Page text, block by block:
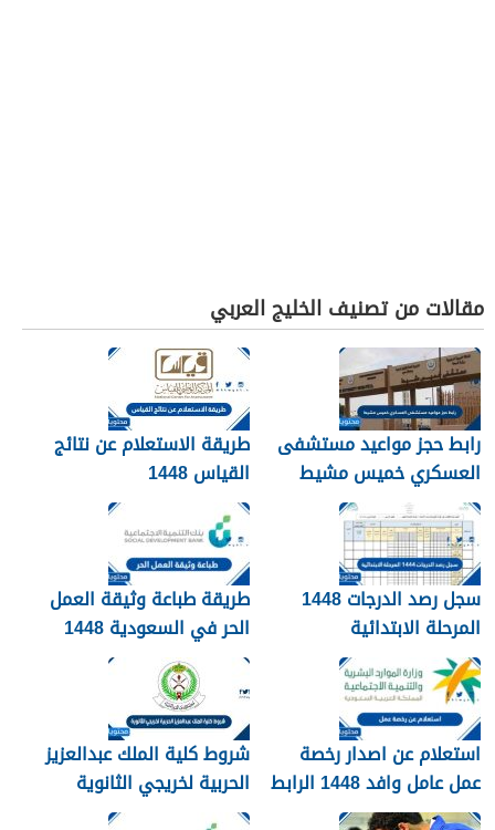
مقالات من تصنيف الخليج العربي
رابط حجز مواعيد مستشفى
العسكري خميس مشيط
1448
طريقة الاستعلام عن نتائج
القياس 1448
سجل رصد الدرجات 1448
المرحلة الابتدائية
طريقة طباعة وثيقة العمل
الحر في السعودية 1448
استعلام عن اصدار رخصة
عمل عامل وافد 1448 الرابط
والطريقة بالتفصيل
شروط كلية الملك عبدالعزيز
الحربية لخريجي الثانوية
1448